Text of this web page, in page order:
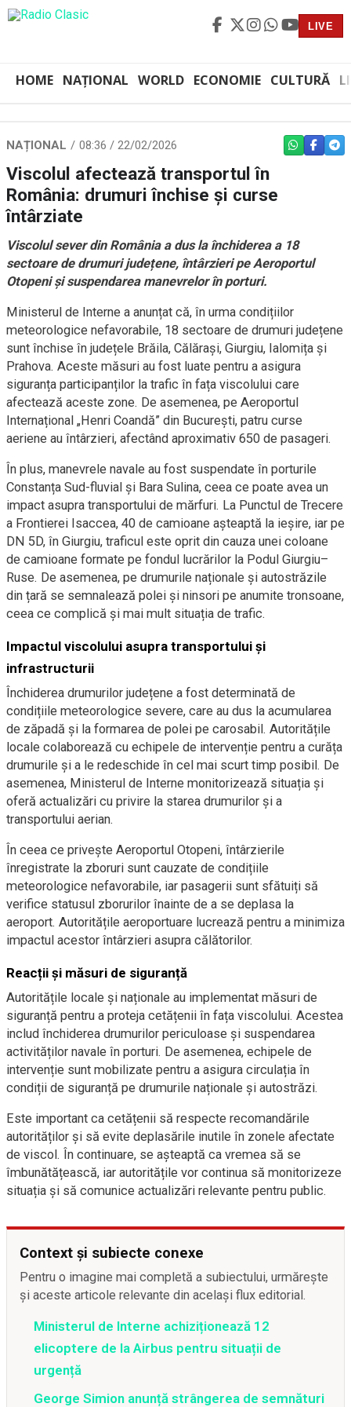
LIVE
HOME NAȚIONAL WORLD ECONOMIE CULTURĂ
NAȚIONAL 08:36 / 22/02/2026 WHATSAPP
Viscolul afectează transportul în
România: drumuri închise și curse
întârziate
Viscolul sever din România a dus la închiderea a 18
sectoare de drumuri județene, întârzieri pe Aeroportul
Otopeni și suspendarea manevrelor în porturi.
Ministerul de Interne a anunțat că, în urma condițiilor
meteorologice nefavorabile, 18 sectoare de drumuri județene
sunt închise în județele Brăila, Călărași, Giurgiu, Ialomița și
Prahova. Aceste măsuri au fost luate pentru a asigura
siguranța participanților la trafic în fața viscolului care
afectează aceste zone. De asemenea, pe Aeroportul
Internațional „Henri Coandă” din București, patru curse
aeriene au întârzieri, afectând aproximativ 650 de pasageri.
În plus, manevrele navale au fost suspendate în porturile
Constanța Sud-fluvial și Bara Sulina, ceea ce poate avea un
impact asupra transportului de mărfuri. La Punctul de Trecere
a Frontierei Isaccea, 40 de camioane așteaptă la ieșire, iar pe
DN 5D, în Giurgiu, traficul este oprit din cauza unei coloane
de camioane formate pe fondul lucrărilor la Podul Giurgiu–
Ruse. De asemenea, pe drumurile naționale și autostrăzile
din țară se semnalează polei și ninsori pe anumite tronsoane,
ceea ce complică și mai mult situația de trafic.
Impactul viscolului asupra transportului și
infrastructurii
Închiderea drumurilor județene a fost determinată de
condițiile meteorologice severe, care au dus la acumularea
de zăpadă și la formarea de polei pe carosabil. Autoritățile
locale colaborează cu echipele de intervenție pentru a curăța
drumurile și a le redeschide în cel mai scurt timp posibil. De
asemenea, Ministerul de Interne monitorizează situația și
oferă actualizări cu privire la starea drumurilor și a
transportului aerian.
În ceea ce privește Aeroportul Otopeni, întârzierile
înregistrate la zboruri sunt cauzate de condițiile
meteorologice nefavorabile, iar pasagerii sunt sfătuiți să
verifice statusul zborurilor înainte de a se deplasa la
aeroport. Autoritățile aeroportuare lucrează pentru a minimiza
impactul acestor întârzieri asupra călătorilor.
Reacții și măsuri de siguranță
Autoritățile locale și naționale au implementat măsuri de
siguranță pentru a proteja cetățenii în fața viscolului. Acestea
includ închiderea drumurilor periculoase și suspendarea
activităților navale în porturi. De asemenea, echipele de
intervenție sunt mobilizate pentru a asigura circulația în
condiții de siguranță pe drumurile naționale și autostrăzi.
Este important ca cetățenii să respecte recomandările
autorităților și să evite deplasările inutile în zonele afectate
de viscol. În continuare, se așteaptă ca vremea să se
îmbunătățească, iar autoritățile vor continua să monitorizeze
situația și să comunice actualizări relevante pentru public.
Context și subiecte conexe
Pentru o imagine mai completă a subiectului, urmărește
și aceste articole relevante din același flux editorial.
Ministerul de Interne achiziționează 12
elicoptere de la Airbus pentru situații de
urgență
George Simion anunță strângerea de semnături